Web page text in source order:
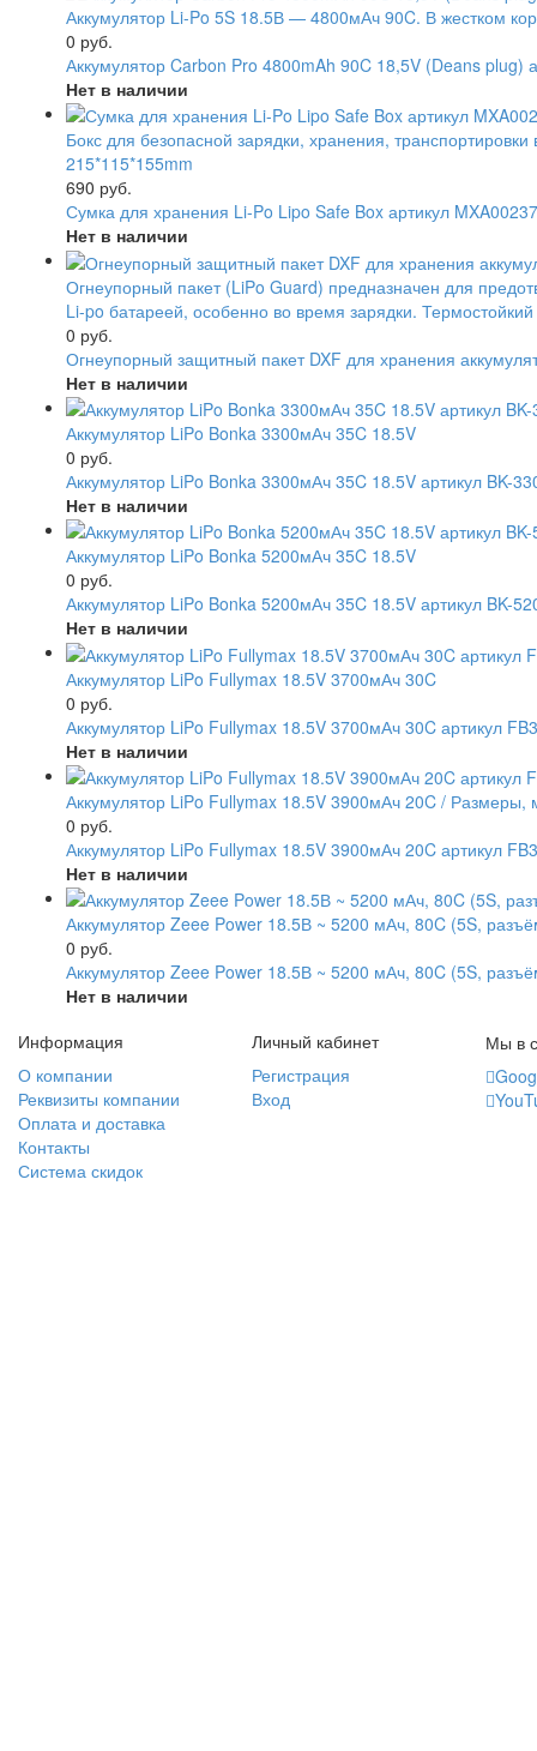
Аккумулятор Li-Po 5S 18.5В — 4800мАч 90C. В жестком
0 руб.
Аккумулятор Carbon Pro 4800mAh 90C 18,5V (Deans plug)
Нет в наличии
Бокс для безопасной зарядки, хранения,
215*115*155mm
690 руб.
Сумка для хранения Li-Po Lipo Safe Box артикул MXA00237
Нет в наличии
Огнеупорный пакет (LiPo Guard) предназначен для
Li-po батареей, особенно во время зарядки.
0 руб.
Огнеупорный защитный пакет DXF для хранения
Нет в наличии
Аккумулятор LiPo Bonka 3300мАч 35C 18.5V
0 руб.
Аккумулятор LiPo Bonka 3300мАч 35C 18.5V артикул BK-
Нет в наличии
Аккумулятор LiPo Bonka 5200мАч 35C 18.5V
0 руб.
Аккумулятор LiPo Bonka 5200мАч 35C 18.5V артикул BK-
Нет в наличии
Аккумулятор LiPo Fullymax 18.5V 3700мАч 30C
0 руб.
Аккумулятор LiPo Fullymax 18.5V 3700мАч 30C артикул
Нет в наличии
Аккумулятор LiPo Fullymax 18.5V 3900мАч 20C / Размеры,
0 руб.
Аккумулятор LiPo Fullymax 18.5V 3900мАч 20C артикул
Нет в наличии
Аккумулятор Zeee Power 18.5В ~ 5200 мАч, 80C (5S,
0 руб.
Аккумулятор Zeee Power 18.5В ~ 5200 мАч, 80C (5S,
Нет в наличии
Информация
О компании
Реквизиты компании
Оплата и доставка
Контакты
Система скидок
Личный кабинет
Регистрация
Вход
Мы в